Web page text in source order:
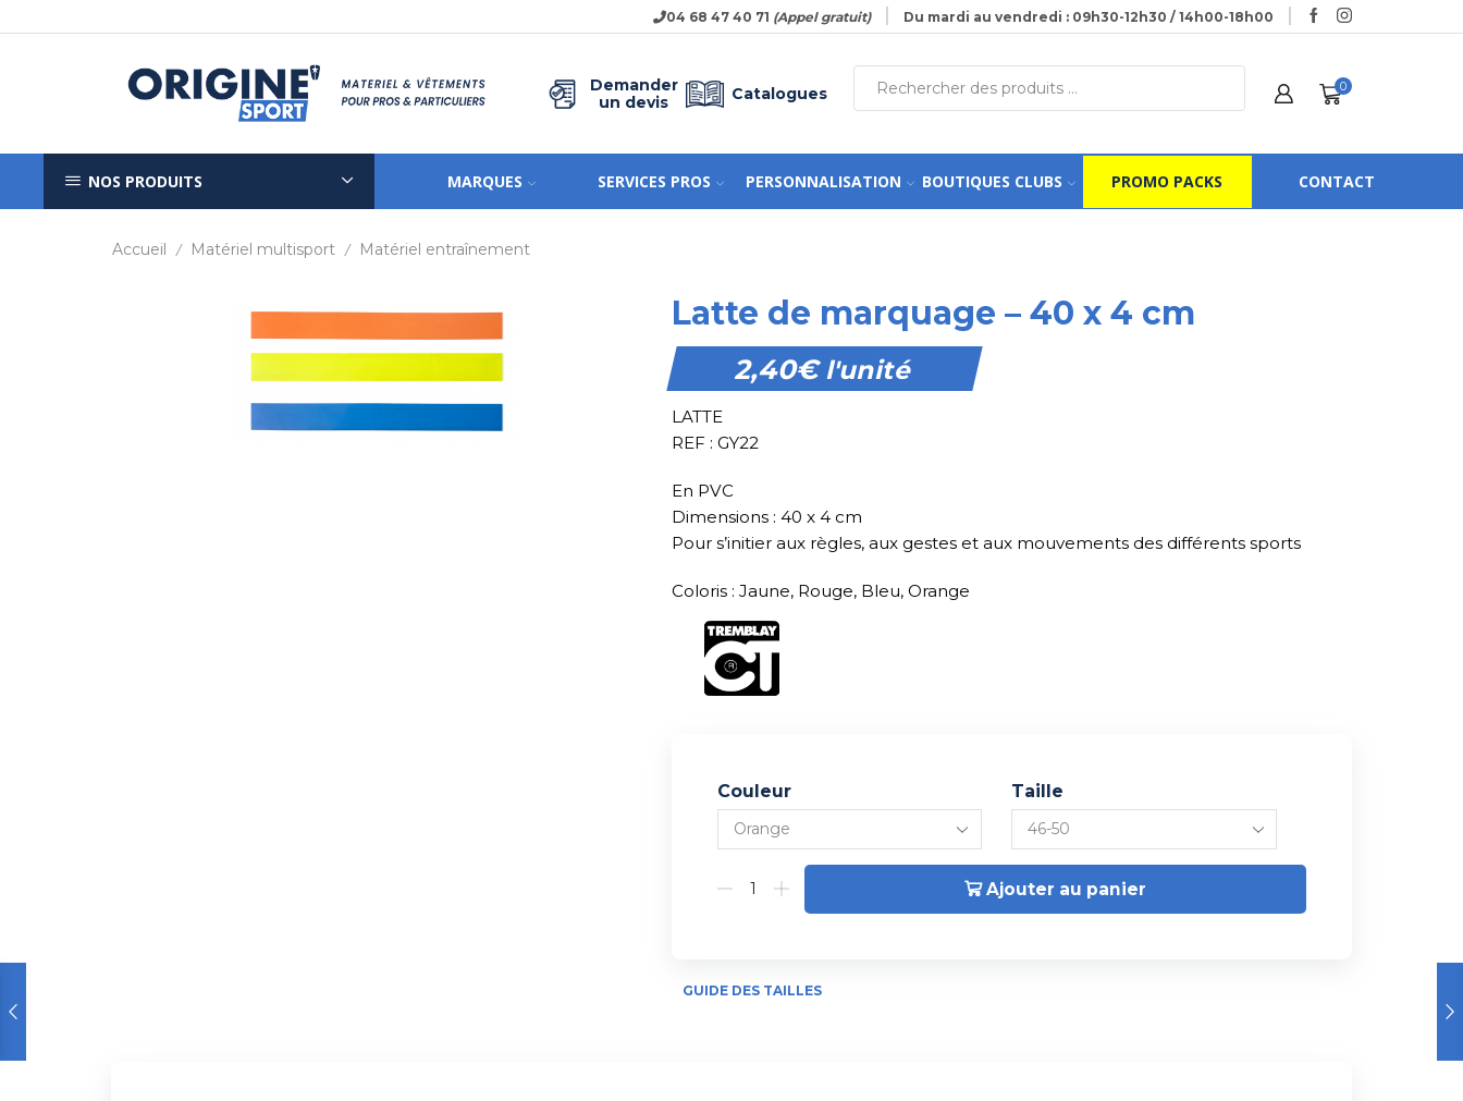
04 68 47 40 71 (Appel gratuit) Du mardi au vendredi : 09h30-12h30 / 14h00-18h00
Demander
un devis
Catalogues 0
NOS PRODUITS MARQUES SERVICES PROS PERSONNALISATION BOUTIQUES CLUBS PROMO PACKS CONTACT
Accueil / Matériel multisport / Matériel entraînement
Latte de marquage – 40 x 4 cm
2,40€l'unité
LATTE
REF : GY22
En PVC
Dimensions : 40 x 4 cm
Pour s’initier aux règles, aux gestes et aux mouvements des différents sports
Coloris : Jaune, Rouge, Bleu, Orange
Couleur Taille
Ajouter au panier
GUIDE DES TAILLES